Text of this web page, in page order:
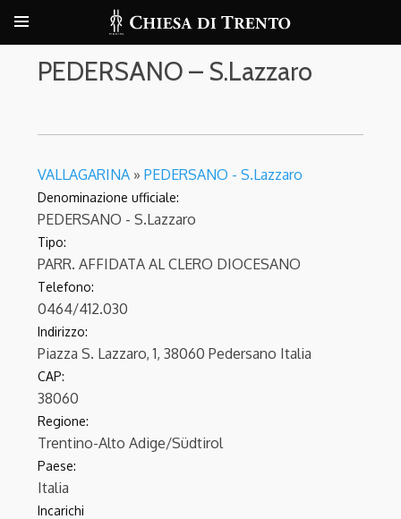
PEDERSANO – S.Lazzaro
VALLAGARINA » PEDERSANO - S.Lazzaro
Denominazione ufficiale:
PEDERSANO - S.Lazzaro
Tipo:
PARR. AFFIDATA AL CLERO DIOCESANO
Telefono:
0464/412.030
Indirizzo:
Piazza S. Lazzaro, 1, 38060 Pedersano Italia
CAP:
38060
Regione:
Trentino-Alto Adige/Südtirol
Paese:
Italia
Incarichi